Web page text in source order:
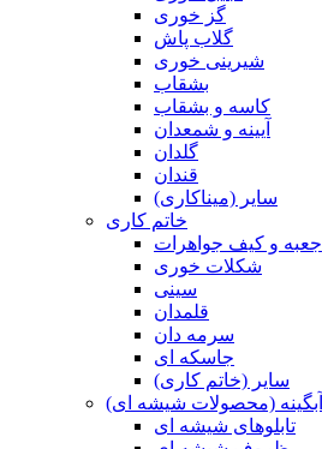
گز خوری
گلاب پاش
شیرینی خوری
بشقاب
کاسه و بشقاب
آیینه و شمعدان
گلدان
قندان
سایر (میناکاری)
خاتم کاری
جعبه و کیف جواهرات
شکلات خوری
سینی
قلمدان
سرمه دان
جاسکه ای
سایر (خاتم کاری)
آبگینه (محصولات شیشه ای)
تابلوهای شیشه ای